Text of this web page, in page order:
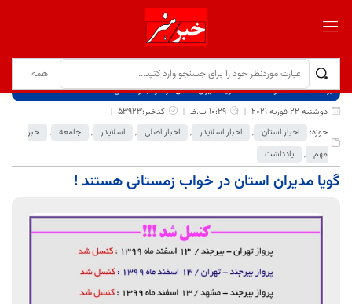
برگ نخست نوشته‌ها
گویا مدیران استان در خواب زمستانی هستند !
دوشنبه 22 فوریه 2021
10:29 ب.ظ
کدخبر:53923
حوزه:
اخبار استان , اخبار اسلایدر , اخبار اصلی , اسلایدر , جامعه ,
خبر
مهم , یادداشت
گویا مدیران استان در خواب زمستانی هستند !